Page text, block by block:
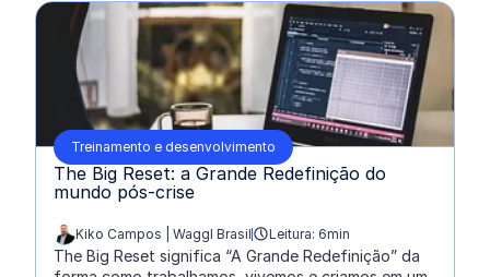
Treinamento e desenvolvimento
The Big Reset: a Grande Redefinição do
mundo pós-crise
escrito por:
Kiko Campos | Waggl Brasil Leitura: 6min
The Big Reset significa “A Grande Redefinição” da